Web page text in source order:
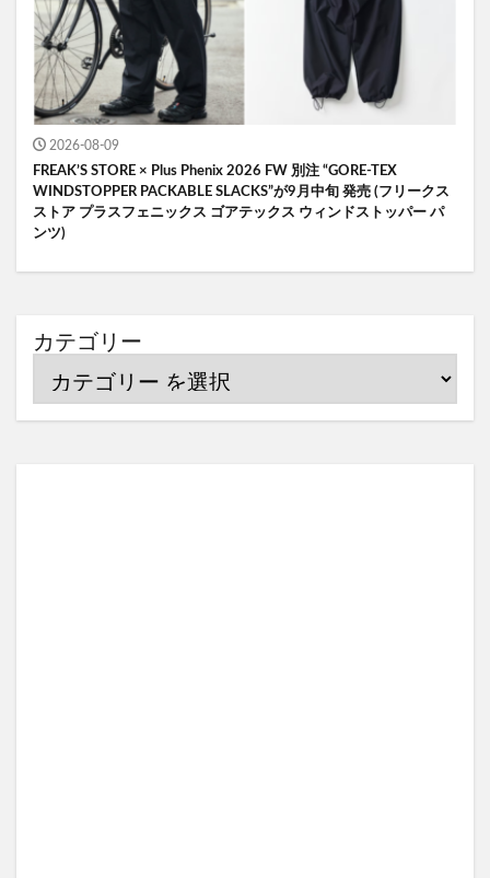
2026-08-09
FREAK’S STORE × Plus Phenix 2026 FW 別注 “GORE-TEX
WINDSTOPPER PACKABLE SLACKS”が9月中旬 発売 (フリークス
ストア プラスフェニックス ゴアテックス ウィンドストッパー パ
ンツ)
カテゴリー